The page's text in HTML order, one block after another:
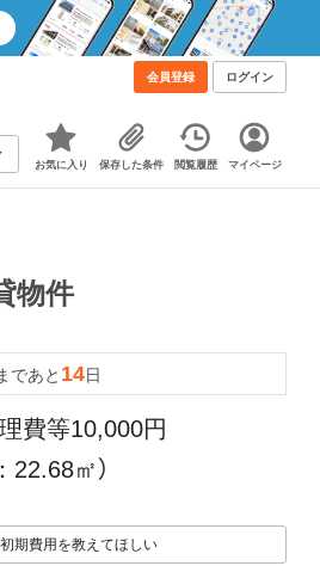
会員登録 ログイン
お気に入り 保存した条件 閲覧履歴 マイページ
物件
であと 14日
費等10,000円
22.68㎡）
初期費用を教えてほしい